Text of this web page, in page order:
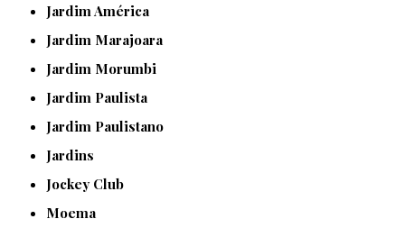
Jardim América
Jardim Marajoara
Jardim Morumbi
Jardim Paulista
Jardim Paulistano
Jardins
Jockey Club
Moema